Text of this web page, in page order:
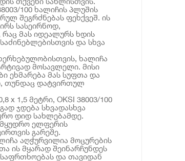
100 ხალიჩის პლუშის
შეგრძნებას ფეხქვეშ. ის
სასეირნოდ,
მას იდეალურს ხდის
და სხვა
ხალიჩა
მოსავლელი. მისი
ეხმარება მას სუფთა და
თუნდაც დატვირთულ
x 1,5 მეტრი, OKSI 38003/100
ჯდება სხვადასხვა
დიდ სახლებამდე.
ელფერის
გარეშე.
აღჭურვილია მოცურების
ის მყარად შეინარჩუნდეს
და თავიდან